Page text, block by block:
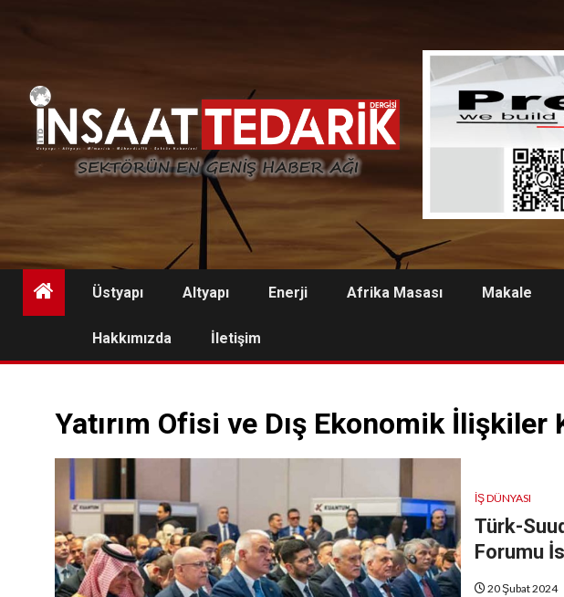
Üstyapı Altyapı Enerji Afrika Masası Makale
Hakkımızda İletişim
Yatırım Ofisi ve Dış Ekonomik İlişkiler
İŞ DÜNYASI
Türk-
Forumu
20 Şubat 2024